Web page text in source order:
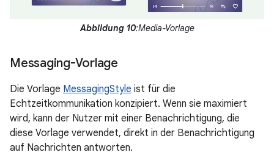
Abbildung 10:Media-Vorlage
Messaging-Vorlage
Die Vorlage MessagingStyle ist für die
Echtzeitkommunikation konzipiert. Wenn sie maximiert
wird, kann der Nutzer mit einer Benachrichtigung, die
diese Vorlage verwendet, direkt in der Benachrichtigung
auf Nachrichten antworten.